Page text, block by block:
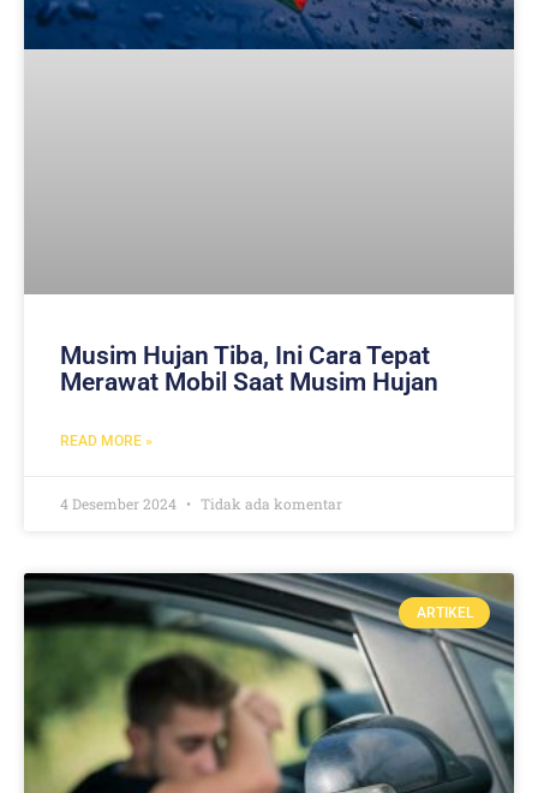
Musim Hujan Tiba, Ini Cara Tepat
Merawat Mobil Saat Musim Hujan
READ MORE »
4 Desember 2024 Tidak ada komentar
ARTIKEL